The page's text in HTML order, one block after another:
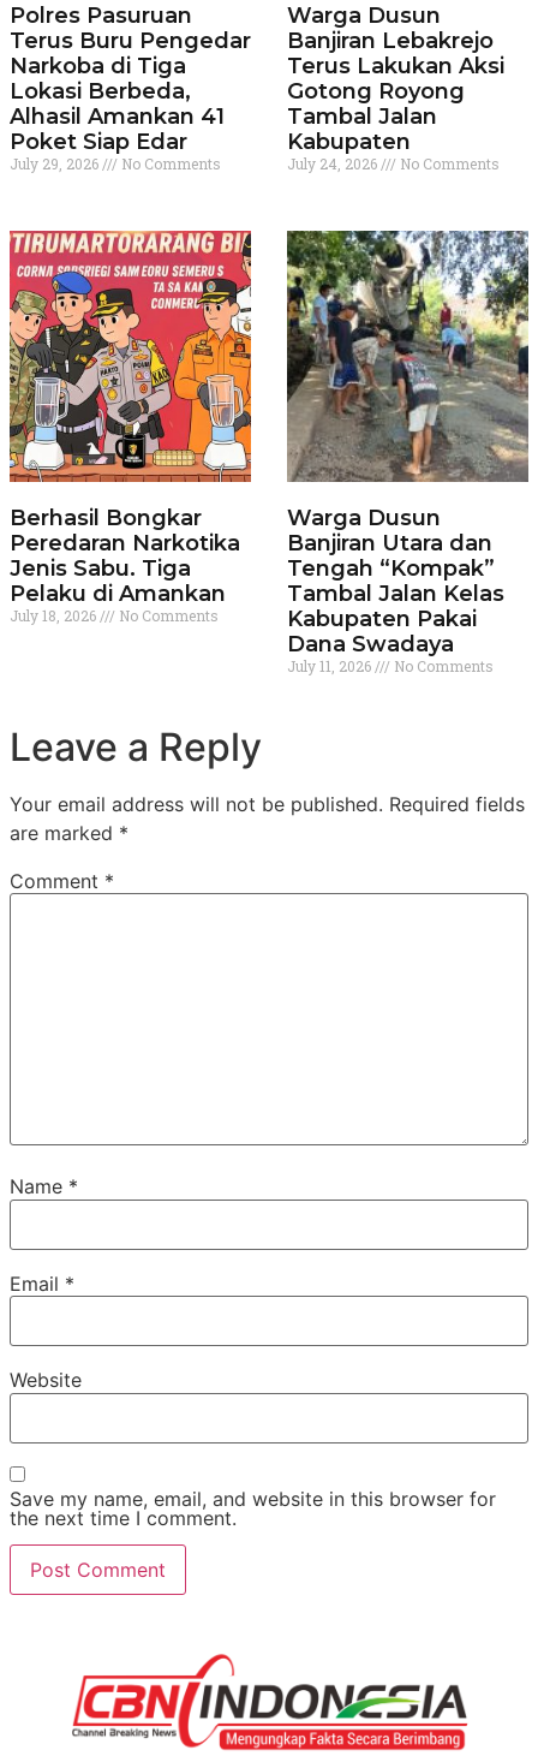
Polres Pasuruan
Terus Buru Pengedar
Narkoba di Tiga
Lokasi Berbeda,
Alhasil Amankan 41
Poket Siap Edar
July 29, 2026 No Comments
Warga Dusun
Banjiran Lebakrejo
Terus Lakukan Aksi
Gotong Royong
Tambal Jalan
Kabupaten
July 24, 2026 No Comments
Berhasil Bongkar
Peredaran Narkotika
Jenis Sabu. Tiga
Pelaku di Amankan
July 18, 2026 No Comments
Warga Dusun
Banjiran Utara dan
Tengah “Kompak”
Tambal Jalan Kelas
Kabupaten Pakai
Dana Swadaya
July 11, 2026 No Comments
Leave a Reply
Your email address will not be published. Required fields
are marked *
Comment *
Name *
Email *
Website
Save my name, email, and website in this browser for
the next time I comment.